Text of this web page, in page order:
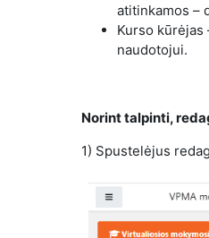
atitinkamos –
Kurso
naudotojui.
Norint talpinti,
1) Spustelėjus